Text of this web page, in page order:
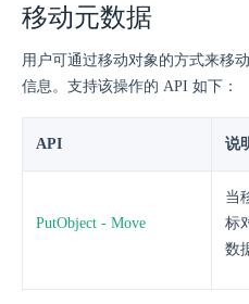
移动元数据
用户可通过移动对象的方式来移
信息。支持该操作的 API 如下：
API 说
PutObject - Move
当
标
数